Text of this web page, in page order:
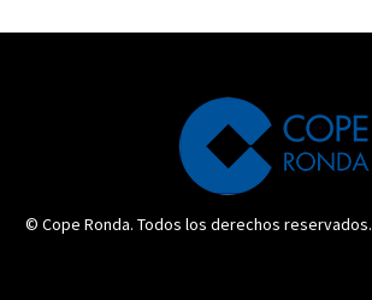
© Cope Ronda. Todos los derechos reservados.